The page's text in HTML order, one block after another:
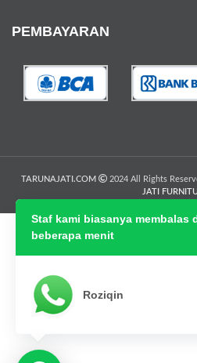
PEMBAYARAN
TARUNAJATI.COM 2024 All Rights
JATI
Staf kami biasanya membalas
beberapa menit
Roziqin